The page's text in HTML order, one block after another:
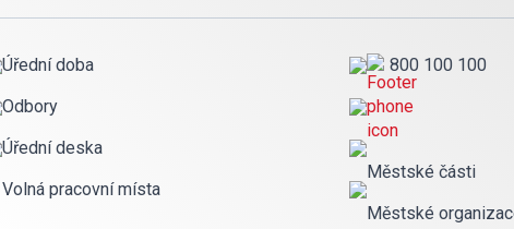
Úřední doba
Odbory
Úřední deska
Volná pracovní místa
800 100 100
Městské části
Městské